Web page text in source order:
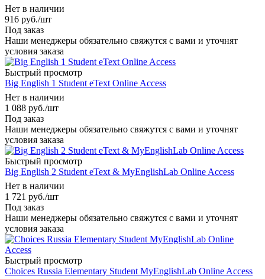
Нет в наличии
916 руб./шт
Под заказ
Наши менеджеры обязательно свяжутся с вами и уточнят
условия заказа
Быстрый просмотр
Big English 1 Student eText Online Access
Нет в наличии
1 088 руб./шт
Под заказ
Наши менеджеры обязательно свяжутся с вами и уточнят
условия заказа
Быстрый просмотр
Big English 2 Student eText & MyEnglishLab Online Access
Нет в наличии
1 721 руб./шт
Под заказ
Наши менеджеры обязательно свяжутся с вами и уточнят
условия заказа
Быстрый просмотр
Choices Russia Elementary Student MyEnglishLab Online Access